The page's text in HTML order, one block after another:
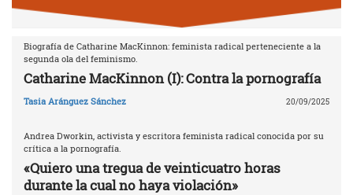
Biografía de Catharine MacKinnon: feminista radical perteneciente a la
segunda ola del feminismo.
Catharine MacKinnon (I): Contra la pornografía
Tasia Aránguez Sánchez 20/09/2025
Andrea Dworkin, activista y escritora feminista radical conocida por su
crítica a la pornografía.
«Quiero una tregua de veinticuatro horas
durante la cual no haya violación»